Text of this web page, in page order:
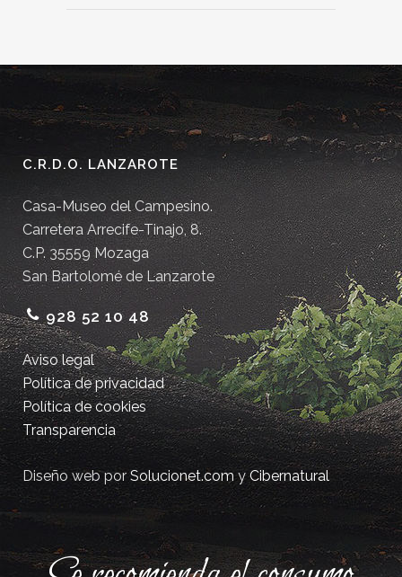
C.R.D.O. LANZAROTE
Casa-Museo del Campesino.
Carretera Arrecife-Tinajo, 8.
C.P. 35559 Mozaga
San Bartolomé de Lanzarote
928 52 10 48
Aviso legal
Política de privacidad
Política de cookies
Transparencia
Diseño web porSolucionet.comyCibernatural